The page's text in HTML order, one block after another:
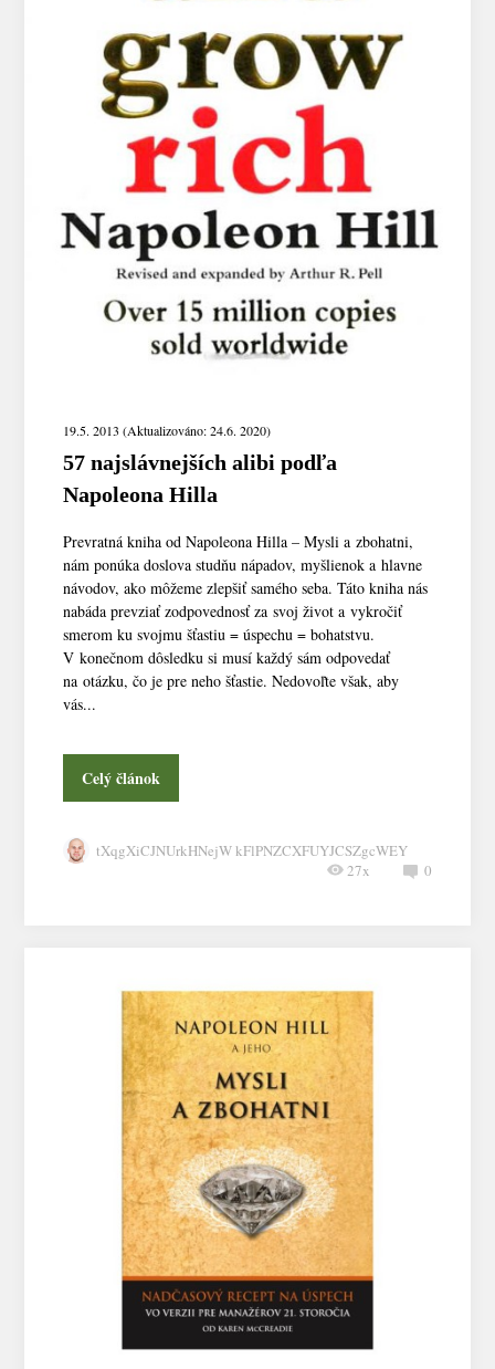
19.5. 2013 (Aktualizováno: 24.6. 2020)
57 najslávnejších alibi podľa
Napoleona Hilla
Prevratná kniha od Napoleona Hilla – Mysli a zbohatni,
nám ponúka doslova studňu nápadov, myšlienok a hlavne
návodov, ako môžeme zlepšiť samého seba. Táto kniha nás
nabáda prevziať zodpovednosť za svoj život a vykročiť
smerom ku svojmu šťastiu = úspechu = bohatstvu.
V konečnom dôsledku si musí každý sám odpovedať
na otázku, čo je pre neho šťastie. Nedovoľte však, aby
vás...
Celý článok
tXqgXiCJNUrkHNejW kFlPNZCXFUYJCSZgcWEY
0
27x